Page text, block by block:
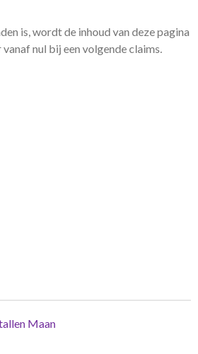
is, wordt de inhoud van deze pagina
nul bij een volgende claims.
Maan